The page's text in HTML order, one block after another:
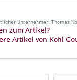
Unternehmer: Thomas
zum Artikel?
Artikel von Kohl